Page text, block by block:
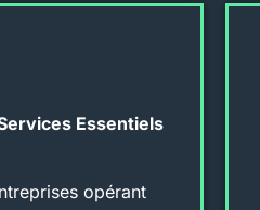
Essentiels
opérant